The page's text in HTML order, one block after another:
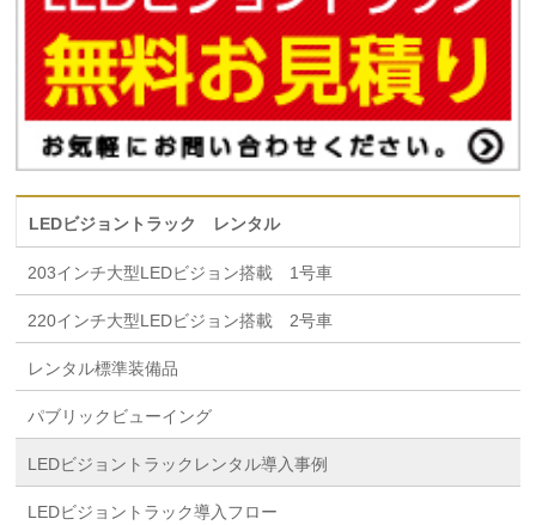
LEDビジョントラック レンタル
203インチ大型LEDビジョン搭載 1号車
220インチ大型LEDビジョン搭載 2号車
レンタル標準装備品
パブリックビューイング
LEDビジョントラックレンタル導入事例
LEDビジョントラック導入フロー